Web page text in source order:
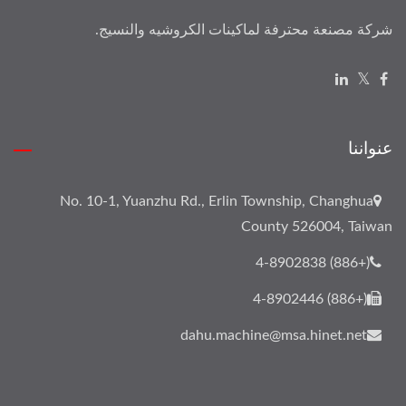
شركة مصنعة محترفة لماكينات الكروشيه والنسيج.
عنواننا
No. 10-1, Yuanzhu Rd., Erlin Township, Changhua
County 526004, Taiwan
(+886) 4-8902838
(+886) 4-8902446
dahu.machine@msa.hinet.net